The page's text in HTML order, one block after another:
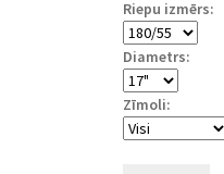
Riepu izmērs:
Diametrs:
Zīmoli: